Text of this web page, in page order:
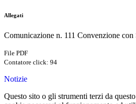
Allegati
Comunicazione n. 111 Convenzione con
File PDF
Contatore click: 94
Notizie
Questo sito o gli strumenti terzi da